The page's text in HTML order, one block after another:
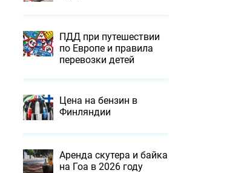
ПДД при путешествии
по Европе и правила
перевозки детей
Цена на бензин в
Финляндии
Аренда скутера и байка
на Гоа в 2026 году